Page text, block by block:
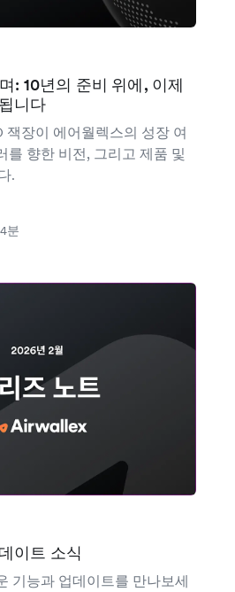
: 10년의 준비 위에, 이제
니다
잭장이 에어월렉스의 성장 여
를 향한 비전, 그리고 제품 및
.
분
이트 소식
기능과 업데이트를 만나보세